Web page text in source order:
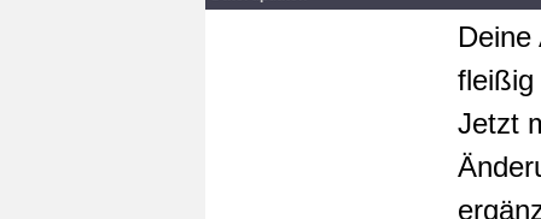
fleißig
Jetzt